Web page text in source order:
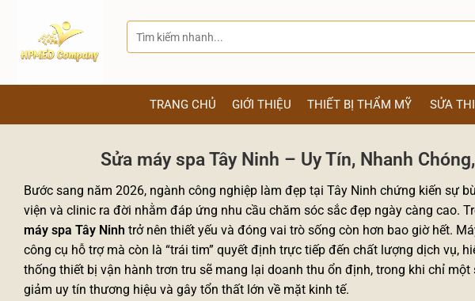
kiếm:
TRANG CHỦ GIỚI THIỆU THIẾT BỊ THẨM MỸ SỬA
Sửa máy spa Tây Ninh – Uy Tín, Nhanh
Bước sang năm 2026, ngành công nghiệp làm đẹp tại Tây Ninh chứng kiến sự
viện và clinic ra đời nhằm đáp ứng nhu cầu chăm sóc sắc đẹp ngày càng cao.
máy spa Tây Ninh trở nên thiết yếu và đóng vai trò sống còn hơn bao giờ hết.
công cụ hỗ trợ mà còn là “trái tim” quyết định trực tiếp đến chất lượng dịch vụ,
thống thiết bị vận hành trơn tru sẽ mang lại doanh thu ổn định, trong khi chỉ
giảm uy tín thương hiệu và gây tổn thất lớn về mặt kinh tế.